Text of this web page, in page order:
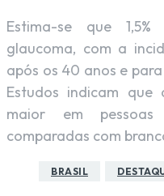
Estima-se que
glaucoma, com a
após os 40 anos e
Estudos indicam
maior em
comparadas com
BRASIL